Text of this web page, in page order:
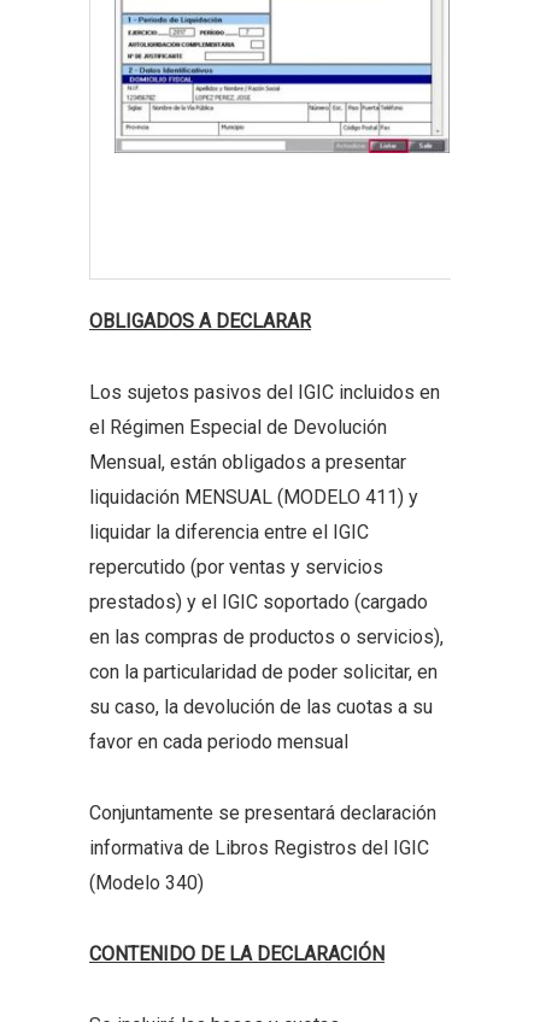
OBLIGADOS A DECLARAR
Los sujetos pasivos del IGIC incluidos en
el Régimen Especial de Devolución
Mensual, están obligados a presentar
liquidación MENSUAL (MODELO 411) y
liquidar la diferencia entre el IGIC
repercutido (por ventas y servicios
prestados) y el IGIC soportado (cargado
en las compras de productos o servicios),
con la particularidad de poder solicitar, en
su caso, la devolución de las cuotas a su
favor en cada periodo mensual
Conjuntamente se presentará declaración
informativa de Libros Registros del IGIC
(Modelo 340)
CONTENIDO DE LA DECLARACIÓN